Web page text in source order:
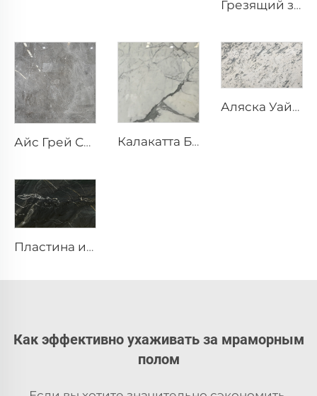
Грезящий звёздный натуральный уникальный гранитный каменный блок
Айс Грей Серый природный камень мрамор с нерегулярными белыми трещинами-прожилками Калакатта Белый природный камень мрамор с серыми прожилками и узором
Аляска Уайт Белый природный камень мрамор с пятнистой серой фрагментированной текстурой
Пластина из натурального черного кварцита Black Storm
Как эффективно ухаживать за мраморным
полом